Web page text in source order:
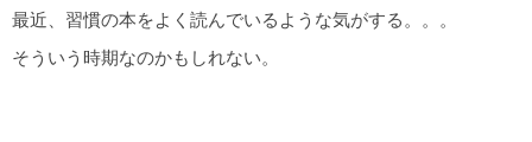
最近、習慣の本をよく読んでいるような気がする。。。
そういう時期なのかもしれない。